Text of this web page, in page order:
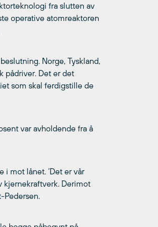
fra slutten av
operative atomreaktoren
Norge, Tyskland,
pådriver. Det er det
som skal ferdigstille de
var avholdende fra å
i mot lånet. ‘Det er vår
kjernekraftverk. Derimot
Pedersen.